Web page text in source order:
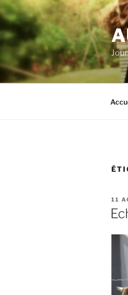
Aller
au
contenu
principal
LE
11